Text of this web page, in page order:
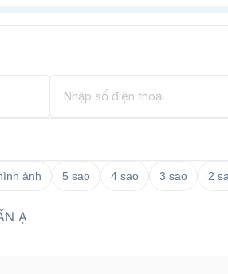
đặt hàng để được giao hàng tận tay
12 tháng.
ảnh 5 sao 4 sao 3 sao 2
Ạ